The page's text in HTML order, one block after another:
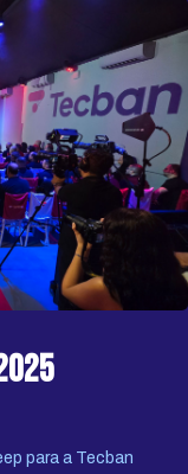
para a Tecban